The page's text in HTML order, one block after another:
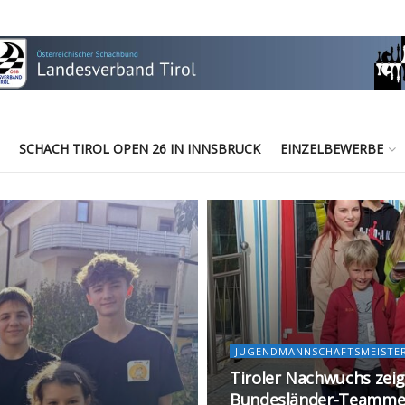
SCHACH TIROL OPEN 26 IN INNSBRUCK EINZELBEWERBE
Tiroler Nachwuchs
Bundesländer-